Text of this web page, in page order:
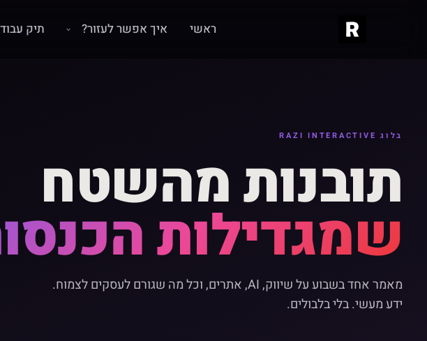
ראשי איך אפשר לעזור? תיק
בלוג RAZI INTERACTIVE
תובנות מהשטח
שמגדילות
מאמר אחד בשבוע על שיווק, AI, אתרים, וכל מה שגורם לעסקים לצמוח.
ידע מעשי. בלי בלבולים.